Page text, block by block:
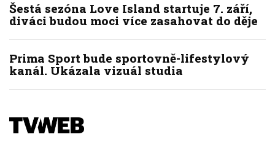
Šestá sezóna Love Island startuje 7. září,
diváci budou moci více zasahovat do děje
Prima Sport bude sportovně-lifestylový
kanál. Ukázala vizuál studia